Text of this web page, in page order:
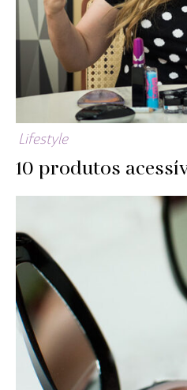
Lifestyle
10 produtos